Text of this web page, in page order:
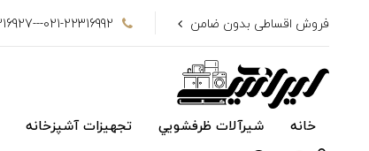
فروش اقساطی بدون ضامن 021-22316992---021-22316927
خانه شیرآلات ظرفشويي تجهیزات آشپزخانه